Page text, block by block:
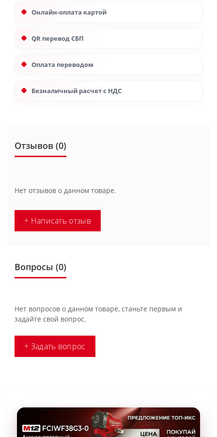
Онлайн-оплата картой
QR перевод СБП
Оплата переводом
Безналичный расчет с НДС
Отзывов (0)
Нет отзывов о данном товаре.
+ Написать отзыв
Вопросы (0)
Нет вопросов о данном товаре, станьте первым и
задайте свой вопрос.
+ Задать вопрос